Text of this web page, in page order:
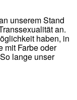
unserem Stand
an.
haben, in
mit Farbe oder
lange unser